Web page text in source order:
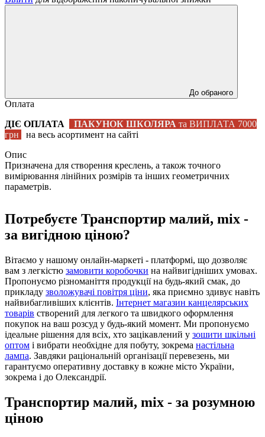
До обраного
Оплата
ДІЄ ОПЛАТА
ПАКУНОК ШКОЛЯРА та ВИПЛАТА 7000
грн
на весь асортимент на сайті
Опис
Призначена для створення креслень, а також точного
вимірювання лінійних розмірів та інших геометричних
параметрів.
Потребуєте Транспортир малий, mix -
за вигідною ціною?
Вітаємо у нашому онлайн-маркеті - платформі, що дозволяє
вам з легкістю замовити коробочки на найвигідніших умовах.
Пропонуємо різноманіття продукції на будь-який смак, до
прикладу зволожувачі повітря ціни, яка приємно здивує навіть
найвибагливіших клієнтів. Інтернет магазин канцелярських
товарів створений для легкого та швидкого оформлення
покупок на ваш розсуд у будь-який момент. Ми пропонуємо
ідеальне рішення для всіх, хто зацікавлений у зошити шкільні
оптом і вибрати необхідне для побуту, зокрема настільна
лампа. Завдяки раціональній організації перевезень, ми
гарантуємо оперативну доставку в кожне місто України,
зокрема і до Олександрії.
Транспортир малий, mix - за розумною
ціною